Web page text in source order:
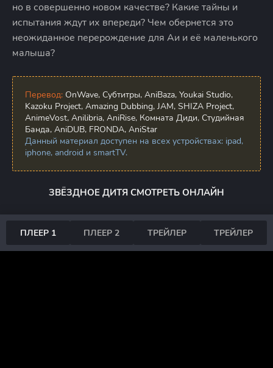
но в совершенно новом качестве? Какие тайны и
испытания ждут их впереди? Чем обернется это
неожиданное перерождение для Аи и её маленького
малыша?
Перевод: OnWave, Субтитры, AniBaza, Youkai Studio,
Kazoku Project, Amazing Dubbing, JAM, SHIZA Project,
AnimeVost, Anilibria, AniRise, Комната Диди, Студийная
Банда, AniDUB, FRONDA, AniStar
Данный материал доступен на всех устройствах: ipad,
iphone, android и smartTV.
ЗВЁЗДНОЕ ДИТЯ СМОТРЕТЬ ОНЛАЙН
ПЛЕЕР 1 ПЛЕЕР 2 ТРЕЙЛЕР ТРЕЙЛЕР